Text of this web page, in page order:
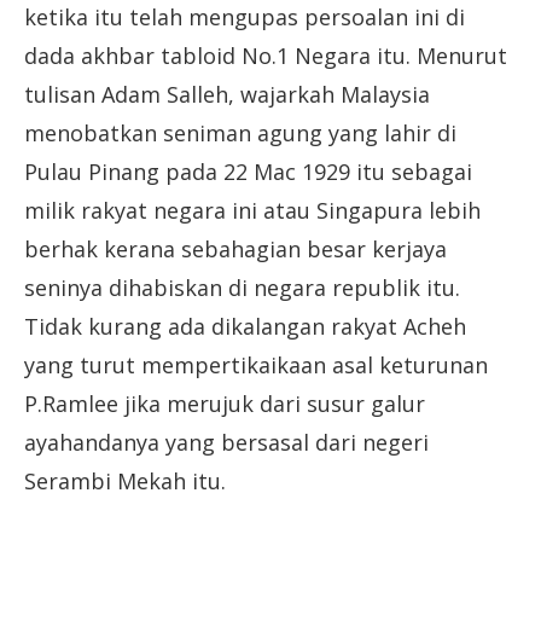
ketika itu telah mengupas persoalan ini di
dada akhbar tabloid No.1 Negara itu. Menurut
tulisan Adam Salleh, wajarkah Malaysia
menobatkan seniman agung yang lahir di
Pulau Pinang pada 22 Mac 1929 itu sebagai
milik rakyat negara ini atau Singapura lebih
berhak kerana sebahagian besar kerjaya
seninya dihabiskan di negara republik itu.
Tidak kurang ada dikalangan rakyat Acheh
yang turut mempertikaikaan asal keturunan
P.Ramlee jika merujuk dari susur galur
ayahandanya yang bersasal dari negeri
Serambi Mekah itu.